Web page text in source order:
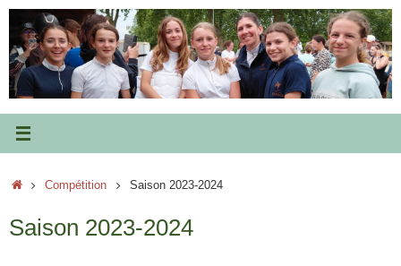
Passer
contenu
Accueil
Compétition Saison 2023-2024
Saison 2023-2024